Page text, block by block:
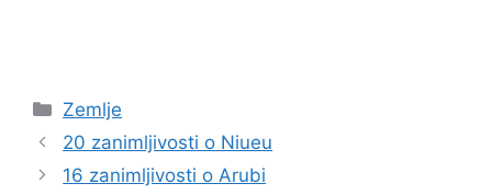
Kategorije
Zemlje
20 zanimljivosti o Niueu
16 zanimljivosti o Arubi